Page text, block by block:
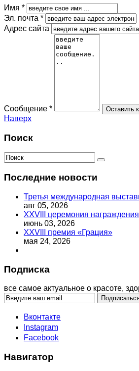
Имя *
Эл. почта *
Адрес сайта
Сообщение *
Наверх
Поиск
Последние новости
Третья международная
авг 05, 2026
XXVIII церемония
июнь 03, 2026
XXVIII премия «Грация»
мая 24, 2026
Подписка
все самое актуальное о красоте,
Вконтакте
Instagram
Facebook
Навигатор